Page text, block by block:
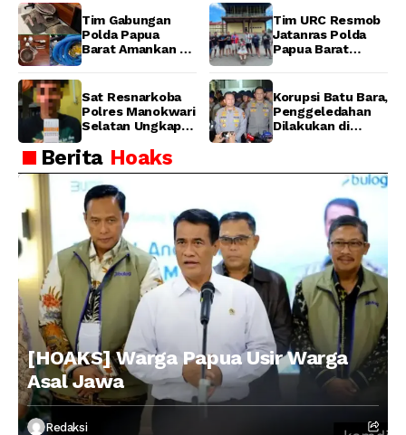
Menggunakan
Senjata Tajam
Unit Barang Bukti
Berhasil
Diamankan
Tim Gabungan
Polda Papua
Barat Amankan 6
Illegal Mining Kali
Waserawi,
Manokwari
Tim URC Resmob
Jatanras Polda
Papua Barat
di Manokwari
Barat
Sat Resnarkoba
Polres Manokwari
Selatan Ungkap
Narkotika Jenis
Ganja
Korupsi Batu Bara,
Penggeledahan
Dilakukan di
Berita Hoaks
[HOAKS] Warga Papua Usir Warga
Asal Jawa
Redaksi